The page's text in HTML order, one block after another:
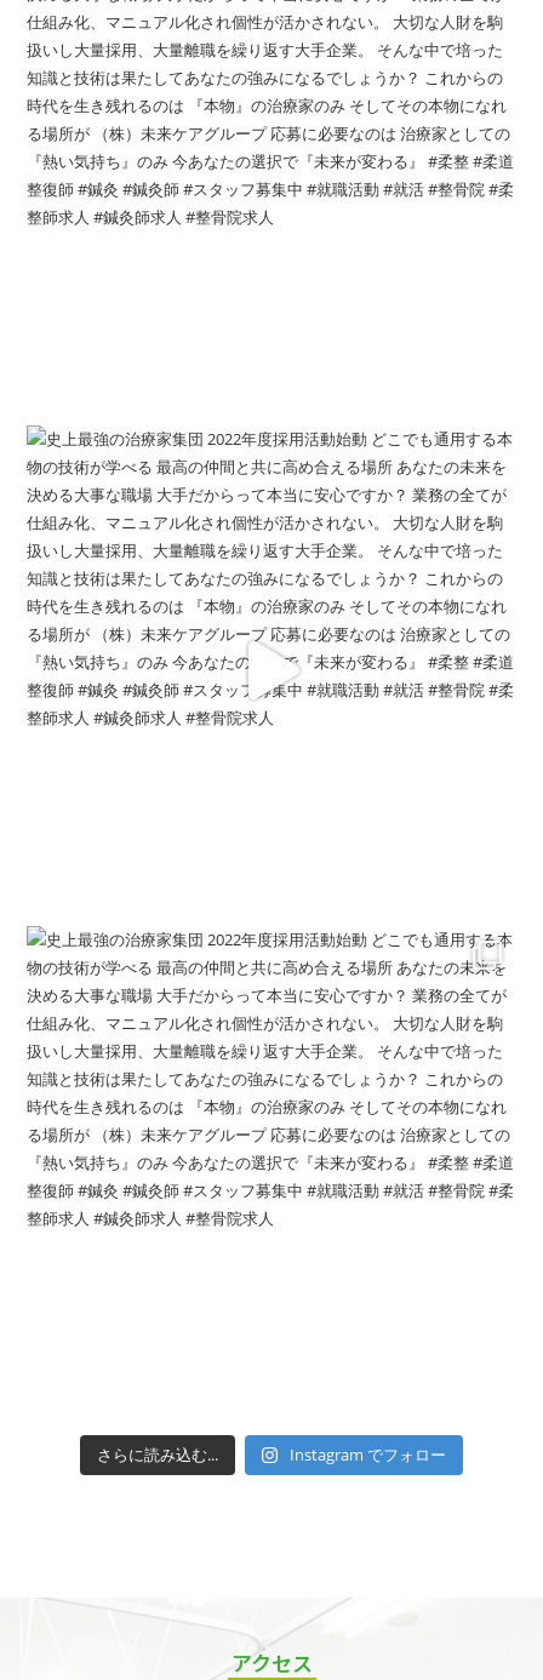
さらに読み込む... Instagram でフォロー
アクセス